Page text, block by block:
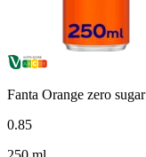
Fanta Orange zero sugar
0.85